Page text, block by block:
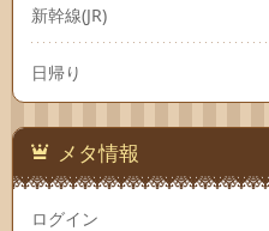
新幹線(JR)
日帰り
メタ情報
ログイン